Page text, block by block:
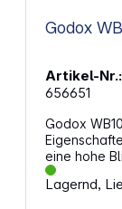
Artikel-Nr.:
656651
Godox
Eigenschaften: Für eine schnelle
eine hohe Blitzleistung
und 2600 mAh Geringe Größe für ein
Reicht für ca.
Lagernd,